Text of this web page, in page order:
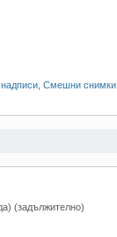
Смешни снимки
(задължително)